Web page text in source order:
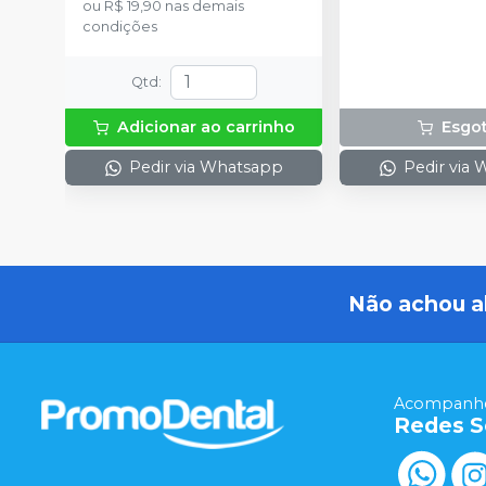
ou R$ 19,90 nas demais
condições
Qtd :
Adicionar ao carrinho
Pedir via Whatsapp Pedir via
Não achou
Redes